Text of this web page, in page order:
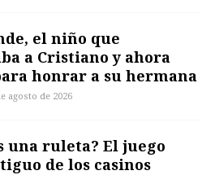
el niño que
a Cristiano y ahora
honrar a su hermana
agosto de 2026
una ruleta? El juego
de los casinos